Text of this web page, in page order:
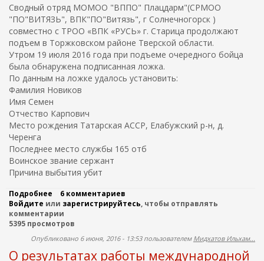
и
к
л
а
я
Г
р
и
г
о
р
ь
в
ч
а
М
а
л
о
Л
о
з
в
с
к
о
ш
о
л
о
б
и
р
ю
Сводный отряд МОМОО "ВППО" Плацдарм"(СРМОО
"ПО"ВИТЯЗЬ", ВПК"ПО"Витязь", г Солнечногорск )
совместно с ТРОО «ВПК «РУСЬ» г. Старица продолжают
подъем в Торжковском районе Тверской области.
Утром 19 июля 2016 года при подъеме очередного бойца
была обнаружена подписанная ложка.
По данным на ложке удалось установить:
Фамилия Новиков
Имя Семен
Отчество Карпович
Место рождения Татарская АССР, Елабужский р-н, д.
Черенга
Последнее место службы 165 отб
Воинское звание сержант
Причина выбытия убит
Подробнее
Р
о
з
с
к
6 комментариев
Войдите или зарегистрируйтесь, чтобы отправлять
комментарии
5395 просмотров
Опубликовано 6 июня, 2016 - 13:53 пользователем Мидхатов Ильхам...
О результатах работы международной